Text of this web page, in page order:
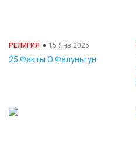
РЕЛИГИЯ 15 Янв 2025
25 Факты О Фалуньгун